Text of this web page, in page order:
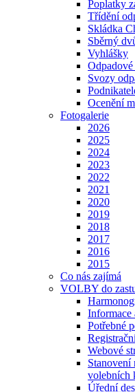
Poplatky
Třídění
Skládka
Sběrný
Vyhlášky
Odpadové
Svozy
Ocenění
Fotogalerie
2026
2025
2024
2023
2022
2021
2020
2019
2018
2017
2016
2015
Co nás zajímá
VOLBY do
Informace
Potřebné
Webové
volebních
Úřední